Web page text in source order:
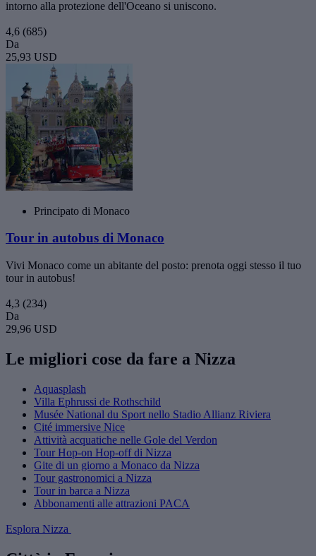
intorno alla protezione dell'Oceano si uniscono.
4,6 (685)
Da
25,93 USD
Principato di Monaco
Tour in autobus di Monaco
Vivi Monaco come un abitante del posto: prenota oggi stesso il tuo
tour in autobus!
4,3 (234)
Da
29,96 USD
Le migliori cose da fare a Nizza
Aquasplash
Villa Ephrussi de Rothschild
Musée National du Sport nello Stadio Allianz Riviera
Cité immersive Nice
Attività acquatiche nelle Gole del Verdon
Tour Hop-on Hop-off di Nizza
Gite di un giorno a Monaco da Nizza
Tour gastronomici a Nizza
Tour in barca a Nizza
Abbonamenti alle attrazioni PACA
Esplora Nizza